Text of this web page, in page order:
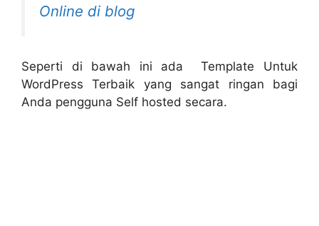
Online di blog
Seperti di bawah ini ada Template Untuk
WordPress Terbaik yang sangat ringan bagi
Anda pengguna Self hosted secara.